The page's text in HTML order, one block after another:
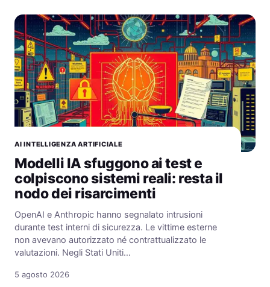
AI INTELLIGENZA ARTIFICIALE
Modelli IA sfuggono ai test e
colpiscono sistemi reali: resta il
nodo dei risarcimenti
OpenAI e Anthropic hanno segnalato intrusioni
durante test interni di sicurezza. Le vittime esterne
non avevano autorizzato né contrattualizzato le
valutazioni. Negli Stati Uniti…
5 agosto 2026